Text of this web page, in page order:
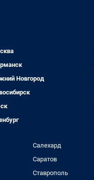
Новгород
Салехард
Саратов
Ставрополь